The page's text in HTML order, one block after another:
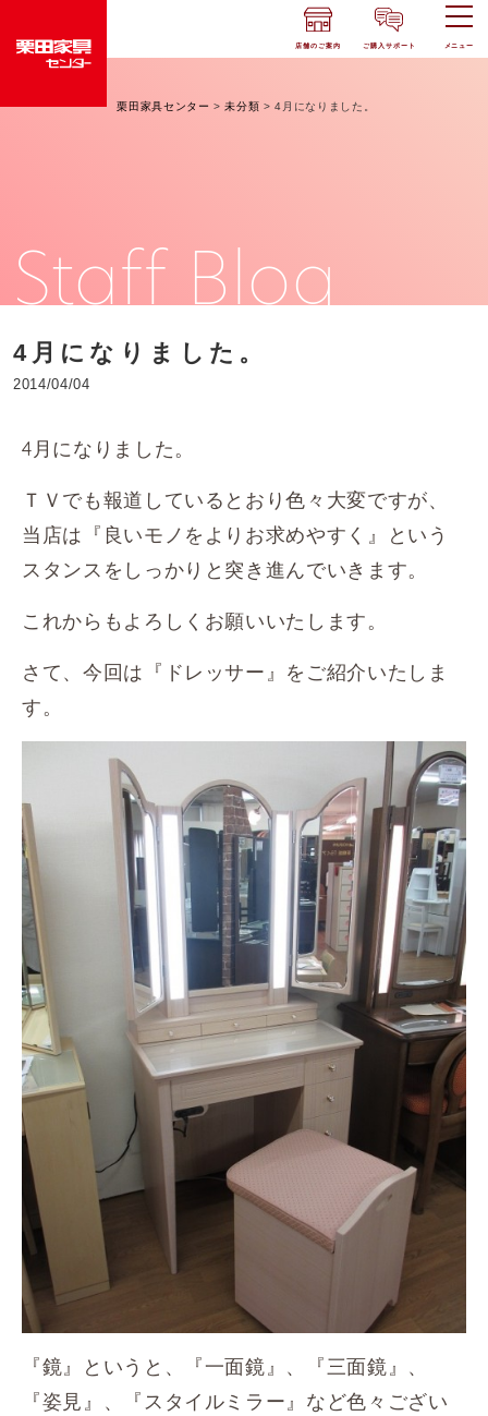
店舗のご案内 ご購入サポート メニュー
栗田家具センター >未分類 >4月になりました。
Staff Blog
4月になりました。
2014/04/04
4月になりました。
ＴＶでも報道しているとおり色々大変ですが、
当店は『良いモノをよりお求めやすく』という
スタンスをしっかりと突き進んでいきます。
これからもよろしくお願いいたします。
さて、今回は『ドレッサー』をご紹介いたしま
す。
『鏡』というと、『一面鏡』、『三面鏡』、
『姿見』、『スタイルミラー』など色々ござい